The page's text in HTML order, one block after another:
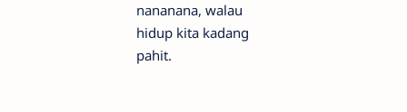
nananana, walau
hidup kita kadang
pahit.